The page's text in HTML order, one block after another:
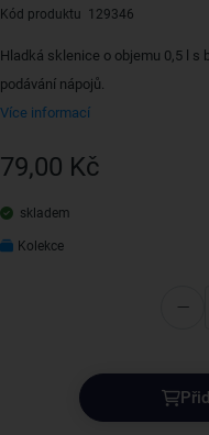
Kód produktu 129346
Hladká sklenice o objemu 0,5 l s
podávání nápojů.
Více informací
79,00 Kč
skladem
Kolekce